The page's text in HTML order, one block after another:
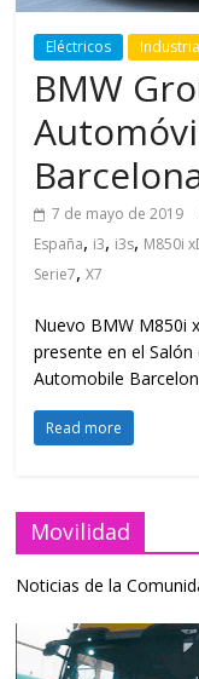
Eléctricos Industria
BMW
7 de mayo de 2019
España, i3, i3s, M850i
Serie7,X7
Nuevo BMW M850i
presente en el
Automobile
Read more
Movilidad
Noticias de la